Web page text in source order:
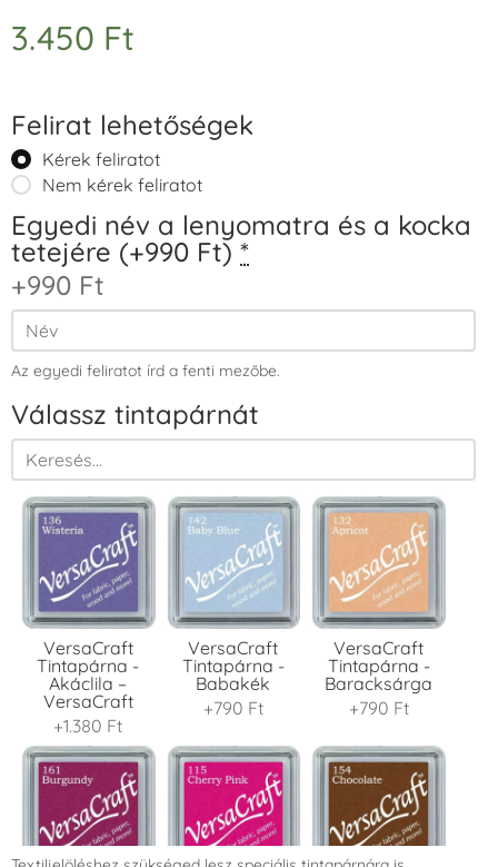
3.450 Ft
Felirat lehetőségek
Kérek feliratot
Nem kérek feliratot
Egyedi név a lenyomatra és a kocka
tetejére (+990 Ft) *
+990 Ft
Az egyedi feliratot írd a fenti mezőbe.
Válassz tintapárnát
VersaCraft
Tintapárna -
Akáclila –
VersaCraft
+1.380 Ft
VersaCraft
Tintapárna -
Babakék
+790 Ft
VersaCraft
Tintapárna -
Baracksárga
+790 Ft